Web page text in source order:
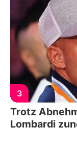
3
Trotz
Lombardi